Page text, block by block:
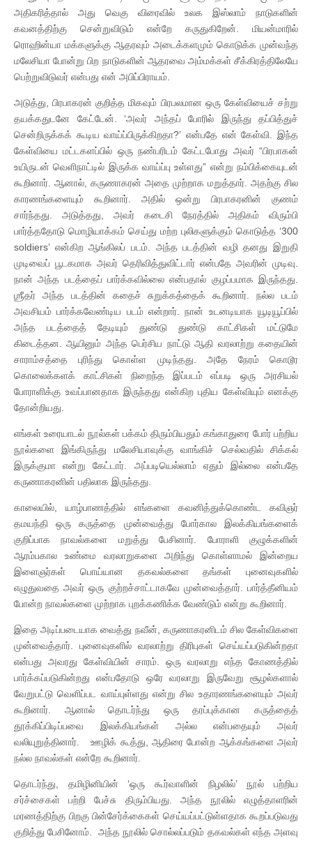
அதிகரித்தால் அது வெகு விரைவில் உலக இஸ்லாம் நாடுகளின்
கவனத்திற்கு சென்றுவிடும் என்றே கருதுகிறேன். மியன்மாரில்
ரொஹின்யா மக்களுக்கு ஆதரவும் அடைக்களமும் கொடுக்க முன்வந்த
மலேசியா போன்று பிற நாடுகளின் ஆதரவை அம்மக்கள் சீக்கிரத்திலேயே
பெற்றுவிடுவர் என்பது என் அபிப்பிராயம்.
அடுத்து, பிரபாகரன் குறித்த மிகவும் பிரபலமான ஒரு கேள்வியைச் சற்று
தயக்கதுடனே கேட்டேன். ‘அவர் அந்தப் போரில் இருந்து தப்பித்துச்
சென்றிருக்கக் கூடிய வாய்ப்பிருக்கிறதா?’ என்பதே என் கேள்வி. இந்த
கேள்வியை மட்டகளப்பில் ஒரு நண்பரிடம் கேட்டபோது அவர் “பிரபாகன்
உயிருடன் வெளிநாட்டில் இருக்க வாய்ப்பு உள்ளது” என்று நம்பிக்கையுடன்
கூறினார். ஆனால், கருணாகரன் அதை முற்றாக மறுத்தார். அதற்கு சில
காரணங்களையும் கூறினார். அதில் ஒன்று பிரபாகரனின் குணம்
சார்ந்தது. அடுத்தது, அவர் கடைசி நேரத்தில் அதிகம் விரும்பி
பார்த்ததோடு மொழியாக்கம் செய்து மற்ற புலிகளுக்கும் கொடுத்த ‘300
soldiers’ என்கிற ஆங்கிலப் படம். அந்த படத்தின் வழி தனது இறுதி
முடிவைப் பூடகமாக அவர் தெரிவித்துவிட்டார் என்பதே அவரின் முடிவு.
நான் அந்த படத்தைப் பார்க்கவில்லை என்பதால் குழப்பமாக இருந்தது.
ஶ்ரீதர் அந்த படத்தின் கதைச் சுறுக்கத்தைக் கூறினார். நல்ல படம்
அவசியம் பார்க்கவேண்டிய படம் என்றார். நான் உடனடியாக யூடியூப்பில்
அந்த படத்தைத் தேடியும் துண்டு துண்டு காட்சிகள் மட்டுமே
கிடைத்தன. ஆயினும் அந்த பெர்சிய நாட்டு ஆதி வரலாற்று கதையின்
சாராம்சத்தை புரிந்து கொள்ள முடிந்தது. அதே நேரம் கொடூர
கொலைக்களக் காட்சிகள் நிறைந்த இப்படம் எப்படி ஒரு அரசியல்
போராளிக்கு உவப்பானதாக இருந்தது என்கிற புதிய கேள்வியும் எனக்கு
தோன்றியது.
எங்கள் உரையாடல் நூல்கள் பக்கம் திரும்பியதும் கங்காதுரை போர் பற்றிய
நூல்களை இங்கிருந்து மலேசியாவுக்கு வாங்கிச் செல்வதில் சிக்கல்
இருக்குமா என்று கேட்டார். அப்படியெல்லாம் ஏதும் இல்லை என்பதே
கருணாகரனின் பதிலாக இருந்தது.
காலையில், யாழ்பாணத்தில் எங்களை கவனித்துக்கொண்ட கவிஞர்
தமயந்தி ஒரு கருத்தை முன்வைத்து போர்கால இலக்கியங்களைக்
குறிப்பாக நாவல்களை மறுத்து பேசினார். போராளி குழுக்களின்
ஆரம்பகால உண்மை வரலாறுகளை அறிந்து கொள்ளாமல் இன்றைய
இளைஞர்கள் பொய்யான தகவல்களை தங்கள் புனைவுகளில்
எழுதுவதை அவர் ஒரு குற்றச்சாட்டாகவே முன்வைத்தார். பார்த்தீனியம்
போன்ற நாவல்களை முற்றாக புறக்கணிக்க வேண்டும் என்று கூறினார்.
இதை அடிப்படையாக வைத்து நவீன், கருணாகரனிடம் சில கேள்விகளை
முன்வைத்தார். புனைவுகளில் வரலாற்று திரிபுகள் செய்யப்படுகின்றதா
என்பது அவரது கேள்வியின் சாரம். ஒரு வரலாறு எந்த கோணத்தில்
பார்க்கப்படுகின்றது என்பதோடு ஒரே வரலாறு இருவேறு சூழல்களால்
வேறுபட்டு வெளிப்பட வாய்புள்ளது என்று சில உதாரணங்களையும் அவர்
கூறினார். ஆனால் தொடர்ந்து ஒரு தரப்புக்கான கருத்தைத்
தூக்கிப்பிடிப்பவை இலக்கியங்கள் அல்ல என்பதையும் அவர்
வலியுறுத்தினார். ஊழிக் கூத்து, ஆதிரை போன்ற ஆக்கங்களை அவர்
நல்ல நாவல்கள் என்றே கூறினார்.
தொடர்ந்து, தமிழினியின் ‘ஒரு கூர்வாளின் நிழலில்’ நூல் பற்றிய
சர்ச்சைகள் பற்றி பேச்சு திரும்பியது. அந்த நூலில் எழுத்தாளரின்
மரணத்திற்கு பிறகு பின்சேர்க்கைகள் செய்யப்பட்டுள்ளதாக கூறப்படுவது
குறித்து பேசினோம். அந்த நூலில் சொல்லப்படும் தகவல்கள் எந்த அளவு